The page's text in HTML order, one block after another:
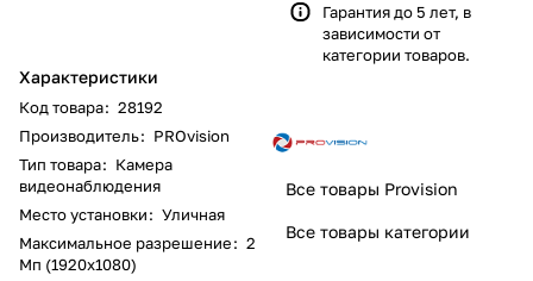
Характеристики
Код товара: 28192
Производитель: PROvision
Тип товара: Камера
видеонаблюдения
Место установки: Уличная
Максимальное разрешение: 2
Мп (1920x1080)
Гарантия до 5 лет, в
зависимости от
категории товаров.
Все товары Provision
Все товары категории